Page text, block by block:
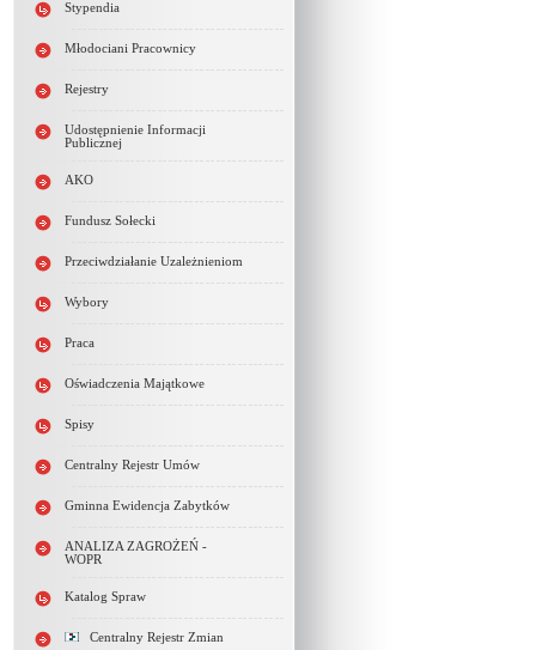
Stypendia
Młodociani Pracownicy
Rejestry
Udostępnienie Informacji
Publicznej
AKO
Fundusz Sołecki
Przeciwdziałanie Uzależnieniom
Wybory
Praca
Oświadczenia Majątkowe
Spisy
Centralny Rejestr Umów
Gminna Ewidencja Zabytków
ANALIZA ZAGROŻEŃ -
WOPR
Katalog Spraw
Centralny Rejestr Zmian